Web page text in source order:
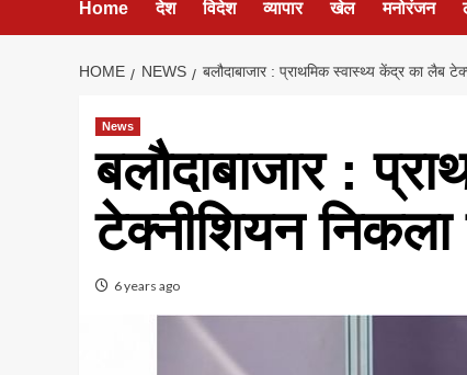
Home देश विदेश व्यापार खेल मनोरंजन
HOME NEWS बलौदाबाजार : प्राथमिक स्वास्थ्य केंद्र का लैब
News
बलौदाबाजार :
टेक्नीशियन निकला
6 years ago